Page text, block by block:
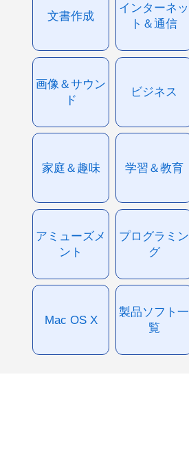
文書作成
インターネッ
ト＆通信
画像＆サウン
ド
ビジネス
家庭＆趣味 学習＆教育
アミューズメ
ント
プログラミン
グ
Mac OS X
製品ソフト一
覧